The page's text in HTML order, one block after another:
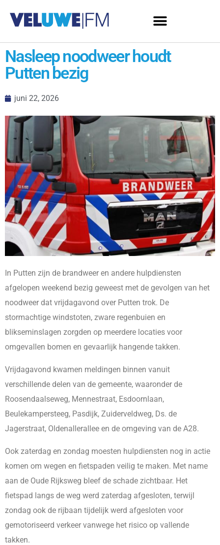
Nasleep noodweer houdt
Putten bezig
juni 22, 2026
In Putten zijn de brandweer en andere hulpdiensten
afgelopen weekend bezig geweest met de gevolgen van het
noodweer dat vrijdagavond over Putten trok. De
stormachtige windstoten, zware regenbuien en
blikseminslagen zorgden op meerdere locaties voor
omgevallen bomen en gevaarlijk hangende takken.
Vrijdagavond kwamen meldingen binnen vanuit
verschillende delen van de gemeente, waaronder de
Roosendaalseweg, Mennestraat, Esdoornlaan,
Beulekampersteeg, Pasdijk, Zuiderveldweg, Ds. de
Jagerstraat, Oldenallerallee en de omgeving van de A28.
Ook zaterdag en zondag moesten hulpdiensten nog in actie
komen om wegen en fietspaden veilig te maken. Met name
aan de Oude Rijksweg bleef de schade zichtbaar. Het
fietspad langs de weg werd zaterdag afgesloten, terwijl
zondag ook de rijbaan tijdelijk werd afgesloten voor
gemotoriseerd verkeer vanwege het risico op vallende
takken.